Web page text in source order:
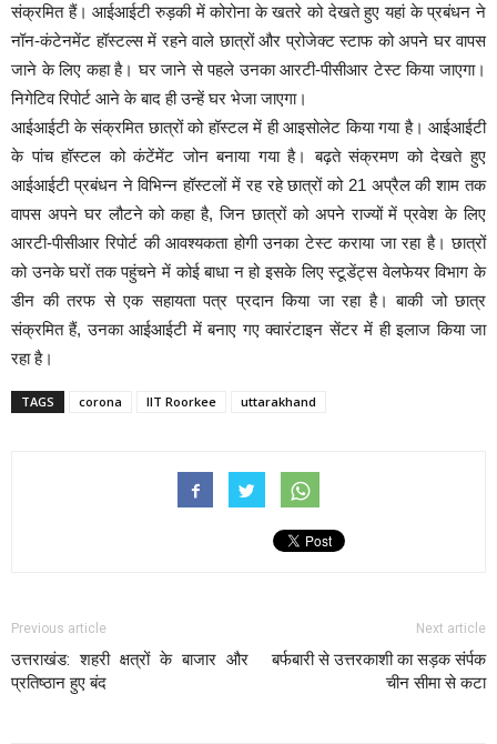
संक्रमित हैं। आईआईटी रुड़की में कोरोना के खतरे को देखते हुए यहां के प्रबंधन ने
नॉन-कंटेनमेंट हॉस्टल्स में रहने वाले छात्रों और प्रोजेक्ट स्टाफ को अपने घर वापस
जाने के लिए कहा है। घर जाने से पहले उनका आरटी-पीसीआर टेस्ट किया जाएगा।
निगेटिव रिपोर्ट आने के बाद ही उन्हें घर भेजा जाएगा।
आईआईटी के संक्रमित छात्रों को हॉस्टल में ही आइसोलेट किया गया है। आईआईटी
के पांच हॉस्टल को कंटेंमेंट जोन बनाया गया है। बढ़ते संक्रमण को देखते हुए
आईआईटी प्रबंधन ने विभिन्न हॉस्टलों में रह रहे छात्रों को 21 अप्रैल की शाम तक
वापस अपने घर लौटने को कहा है, जिन छात्रों को अपने राज्यों में प्रवेश के लिए
आरटी-पीसीआर रिपोर्ट की आवश्यकता होगी उनका टेस्ट कराया जा रहा है। छात्रों
को उनके घरों तक पहुंचने में कोई बाधा न हो इसके लिए स्टूडेंट्स वेलफेयर विभाग के
डीन की तरफ से एक सहायता पत्र प्रदान किया जा रहा है। बाकी जो छात्र
संक्रमित हैं, उनका आईआईटी में बनाए गए क्वारंटाइन सेंटर में ही इलाज किया जा
रहा है।
TAGS corona IIT Roorkee uttarakhand
Previous article
उत्तराखंड: शहरी क्षत्रों के बाजार और
प्रतिष्ठान हुए बंद
Next article
बर्फबारी से उत्तरकाशी का सड़क संर्पक
चीन सीमा से कटा